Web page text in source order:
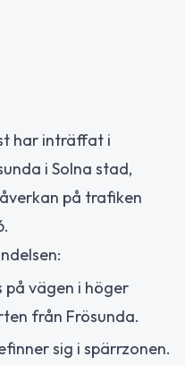
har inträffat i
i Solna stad,
på trafiken
på vägen i höger
från Frösunda.
sig i spärrzonen.